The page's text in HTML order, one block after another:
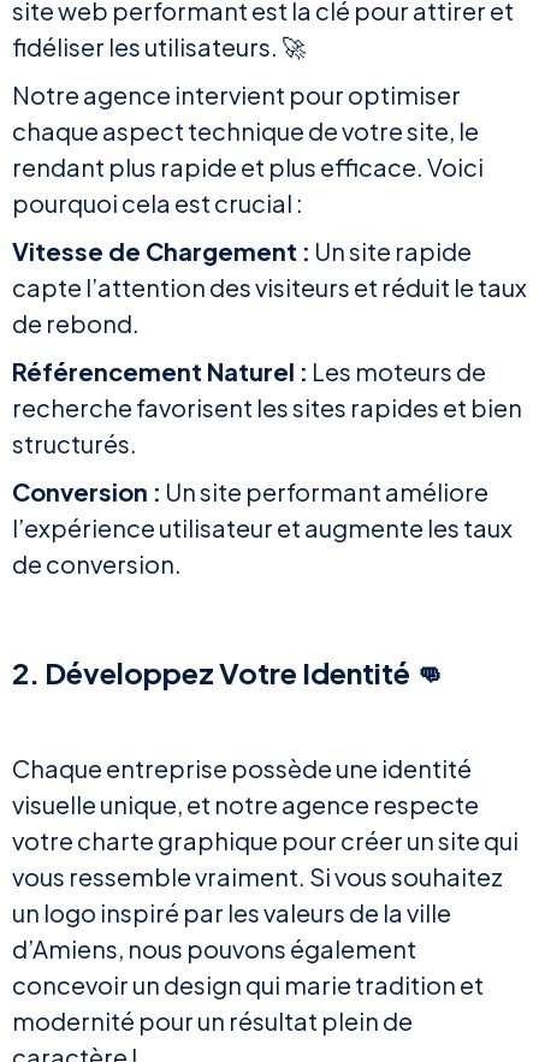
site web performant est la clé pour attirer et
fidéliser les utilisateurs. 🚀
Notre agence intervient pour optimiser
chaque aspect technique de votre site, le
rendant plus rapide et plus efficace. Voici
pourquoi cela est crucial :
Vitesse de Chargement : Un site rapide
capte l’attention des visiteurs et réduit le taux
de rebond.
Référencement Naturel : Les moteurs de
recherche favorisent les sites rapides et bien
structurés.
Conversion : Un site performant améliore
l’expérience utilisateur et augmente les taux
de conversion.
2. Développez Votre Identité 👊
Chaque entreprise possède une identité
visuelle unique, et notre agence respecte
votre charte graphique pour créer un site qui
vous ressemble vraiment. Si vous souhaitez
un logo inspiré par les valeurs de la ville
d’Amiens, nous pouvons également
concevoir un design qui marie tradition et
modernité pour un résultat plein de